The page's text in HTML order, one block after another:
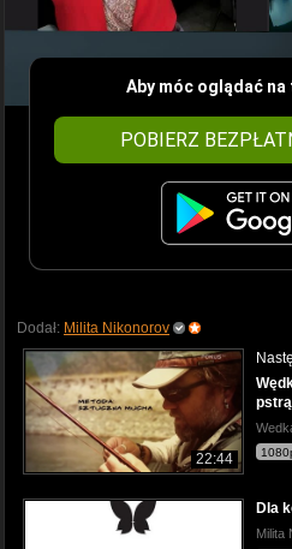
Aby móc oglądać
POBIERZ
Dodał: Milita Nikonorov
22:44
Dla
Milita